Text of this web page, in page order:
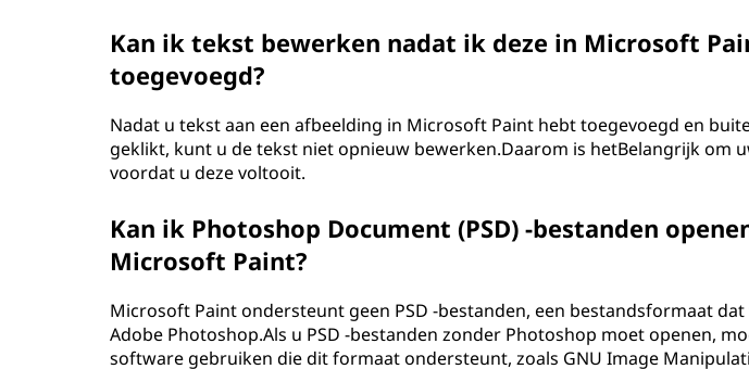
Kan ik tekst bewerken nadat ik deze in Microsoft
toegevoegd?
Nadat u tekst aan een afbeelding in Microsoft Paint hebt toegevoegd en
geklikt, kunt u de tekst niet opnieuw bewerken.Daarom is hetBelangrijk om
voordat u deze voltooit.
Kan ik Photoshop Document (PSD) -bestanden
Microsoft Paint?
Microsoft Paint ondersteunt geen PSD -bestanden, een bestandsformaat
Adobe Photoshop.Als u PSD -bestanden zonder Photoshop moet openen,
software gebruiken die dit formaat ondersteunt, zoals GNU Image